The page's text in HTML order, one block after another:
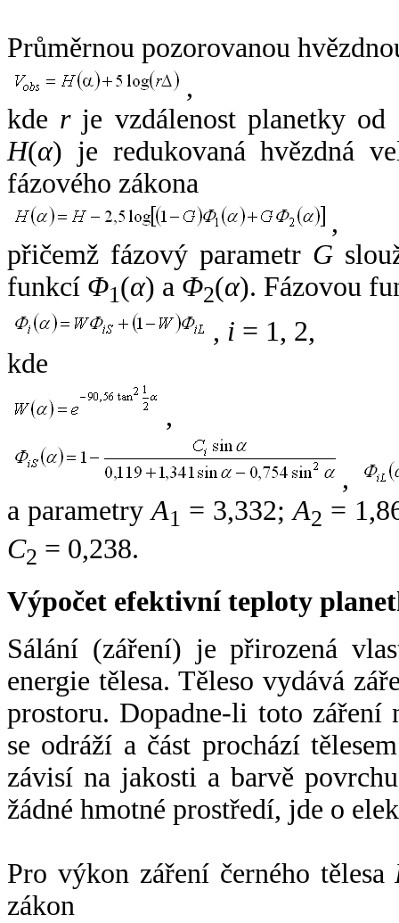
Průměrnou pozorovanou
,
kde rje vzdálenost planetky od
H(α) je redukovaná hvězdná
fázového zákona
,
přičemž fázový parametr G
funkcí Φ1(α) a Φ2(α). Fázovou
, i = 1, 2,
kde
,
,
a parametryA1 = 3,332;A2 =
C2 = 0,238.
Výpočet efektivní teploty
Sálání (záření) je přirozená
energie tělesa. Těleso vydává
prostoru. Dopadne-li toto záření
se odráží a část prochází
závisí na jakosti a barvě
žádné hmotné prostředí, jde o
Pro výkon záření černého tělesa
zákon